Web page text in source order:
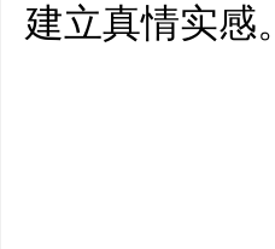
建立真情实感。